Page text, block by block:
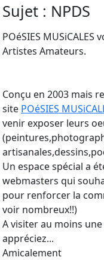
Sujet : NPDS
POéSIES
Artistes Amateurs.
Conçu en 2003 mais
site POéSIES
venir exposer leurs
Un espace spécial a
webmasters qui
pour renforcer la
voir nombreux!!)
A visiter au moins
appréciez...
Amicalement